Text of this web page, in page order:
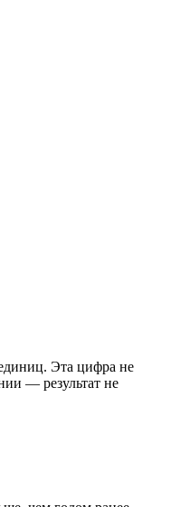
Эта цифра не
— результат не